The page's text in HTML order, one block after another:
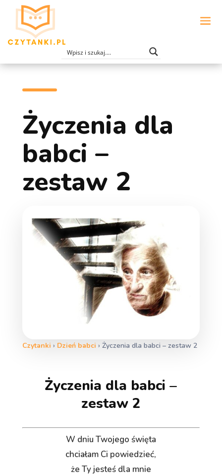
Życzenia dla
babci –
zestaw 2
Czytanki › Dzień babci › Życzenia dla babci – zestaw 2
Życzenia dla babci –
zestaw 2
W dniu Twojego święta
chciałam Ci powiedzieć,
że Ty jesteś dla mnie